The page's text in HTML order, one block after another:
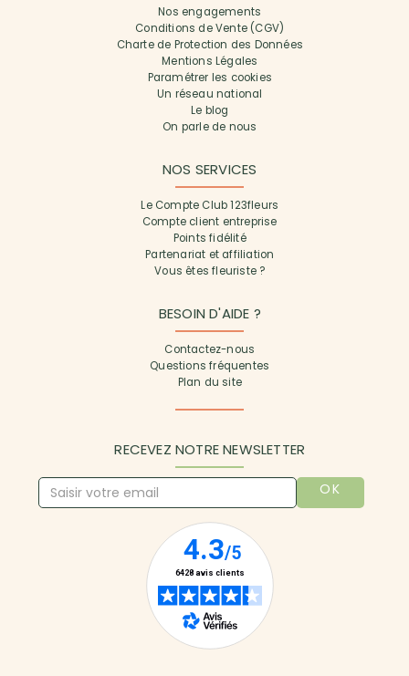
Nos engagements
Conditions de Vente (CGV)
Charte de Protection des Données
Mentions Légales
Paramétrer les cookies
Un réseau national
Le blog
On parle de nous
NOS SERVICES
Le Compte Club 123fleurs
Compte client entreprise
Points fidélité
Partenariat et affiliation
Vous êtes fleuriste ?
BESOIN D'AIDE ?
Contactez-nous
Questions fréquentes
Plan du site
RECEVEZ NOTRE NEWSLETTER
OK